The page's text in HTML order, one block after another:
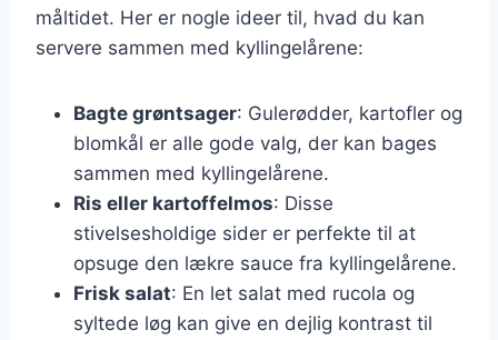
måltidet. Her er nogle ideer til, hvad du kan
servere sammen med kyllingelårene:
Bagte grøntsager: Gulerødder, kartofler og
blomkål er alle gode valg, der kan bages
sammen med kyllingelårene.
Ris eller kartoffelmos: Disse
stivelsesholdige sider er perfekte til at
opsuge den lækre sauce fra kyllingelårene.
Frisk salat: En let salat med rucola og
syltede løg kan give en dejlig kontrast til